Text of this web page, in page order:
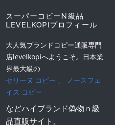
スーパーコピーN級品
LEVELKOPIプロフィール
大人気ブランドコピー通販専門
店levelkopiへようこそ。日本業
界最大級の
セリーヌ コピー 、
ノースフェ
イス コピー
などハイブランド偽物ｎ級
品直販サイト。